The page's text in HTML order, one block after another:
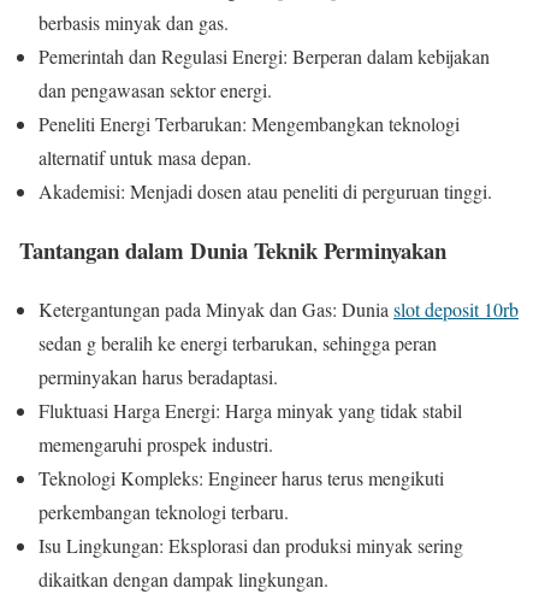
berbasis minyak dan gas.
Pemerintah dan Regulasi Energi: Berperan dalam kebijakan
dan pengawasan sektor energi.
Peneliti Energi Terbarukan: Mengembangkan teknologi
alternatif untuk masa depan.
Akademisi: Menjadi dosen atau peneliti di perguruan tinggi.
Tantangan dalam Dunia Teknik Perminyakan
Ketergantungan pada Minyak dan Gas: Dunia slot deposit 10rb
sedan g beralih ke energi terbarukan, sehingga peran
perminyakan harus beradaptasi.
Fluktuasi Harga Energi: Harga minyak yang tidak stabil
memengaruhi prospek industri.
Teknologi Kompleks: Engineer harus terus mengikuti
perkembangan teknologi terbaru.
Isu Lingkungan: Eksplorasi dan produksi minyak sering
dikaitkan dengan dampak lingkungan.